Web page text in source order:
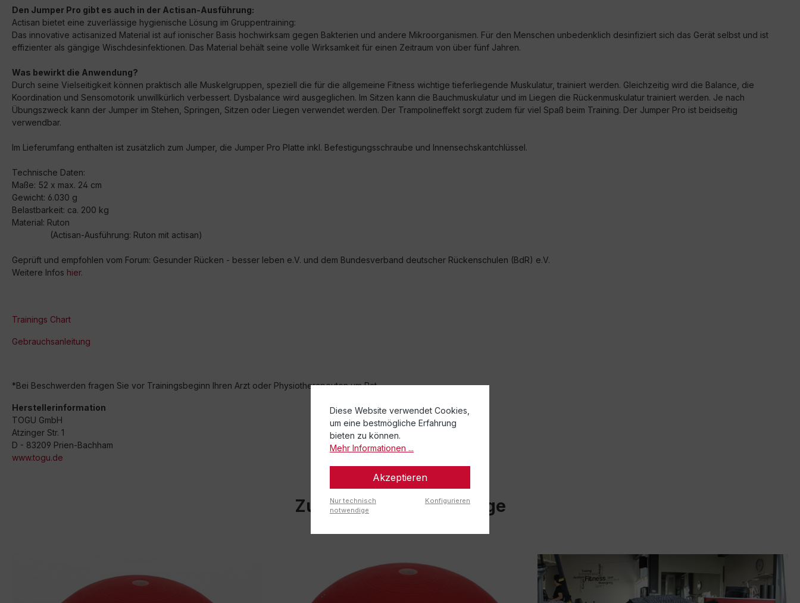
Den Jumper Pro gibt es auch in der Actisan-Ausführung:
Actisan bietet eine zuverlässige hygienische Lösung im Gruppentraining:
Das innovative actisanized Material ist auf ionischer Basis hochwirksam gegen Bakterien und andere Mikroorganismen. Für den Menschen unbedenklich desinfiziert sich das Gerät selbst und ist
effizienter als gängige Wischdesinfektionen. Das Material behält seine volle Wirksamkeit für einen Zeitraum von über fünf Jahren.
Was bewirkt die Anwendung?
Durch seine Vielseitigkeit können praktisch alle Muskelgruppen, speziell die für die allgemeine Fitness wichtige tieferliegende Muskulatur, trainiert werden. Gleichzeitig wird die Balance, die
Koordination und Sensomotorik unwillkürlich verbessert. Dysbalance wird ausgeglichen. Im Sitzen kann die Bauchmuskulatur und im Liegen die Rückenmuskulatur trainiert werden. Je nach
Übungszweck kann der Jumper im Stehen, Springen, Sitzen oder Liegen verwendet werden. Der Trampolineffekt sorgt zudem für viel Spaß beim Training. Der Jumper Pro ist beidseitig
verwendbar.
Im Lieferumfang enthalten ist zusätzlich zum Jumper, die Jumper Pro Platte inkl. Befestigungsschraube und Innensechskantchlüssel.
Technische Daten:
Maße: 52 x max. 24 cm
Gewicht: 6.030 g
Belastbarkeit: ca. 200 kg
Material: Ruton
(Actisan-Ausführung: Ruton mit actisan)
Geprüft und empfohlen vom Forum: Gesunder Rücken - besser leben e.V. und dem Bundesverband deutscher Rückenschulen (BdR) e.V.
Weitere Infos hier.
Trainings Chart
Gebrauchsanleitung
*Bei Beschwerden fragen Sie vor Trainingsbeginn Ihren Arzt oder Physiotherapeuten um Rat.
Herstellerinformation
TOGU GmbH
Atzinger Str. 1
D - 83209 Prien-Bachham
www.togu.de
Zugehörige Blog Beiträge
Diese Website verwendet Cookies,
um eine bestmögliche Erfahrung
bieten zu können.
Mehr Informationen ...
Akzeptieren
Nur technisch
notwendige
Konfigurieren